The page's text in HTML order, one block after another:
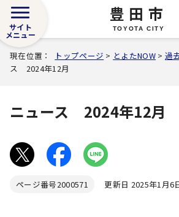
豊田市
TOYOTA CITY
サイト
メニュー
現在位置： トップページ > とよたNOW >過
ス 2024年12月
ニュース 2024年12月
ページ番号2000571 更新日 2025年1月6